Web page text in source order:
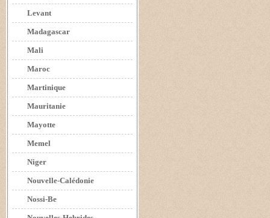
Levant
Madagascar
Mali
Maroc
Martinique
Mauritanie
Mayotte
Memel
Niger
Nouvelle-Calédonie
Nossi-Be